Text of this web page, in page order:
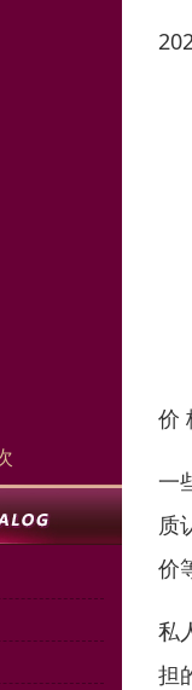
价
一
质
价
私
担